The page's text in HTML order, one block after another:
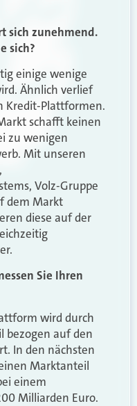
sich zunehmend.
sich?
einige wenige
Ähnlich verlief
Kredit-Plattformen.
schafft keinen
zu wenigen
Mit unseren
Volz-Gruppe
dem Markt
diese auf der
Sie Ihren
wird durch
bezogen auf den
In den nächsten
Marktanteil
einem
Milliarden Euro.